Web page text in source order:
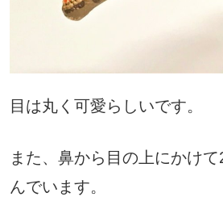
目は丸く可愛らしいです。
また、鼻から目の上にかけ
んでいます。